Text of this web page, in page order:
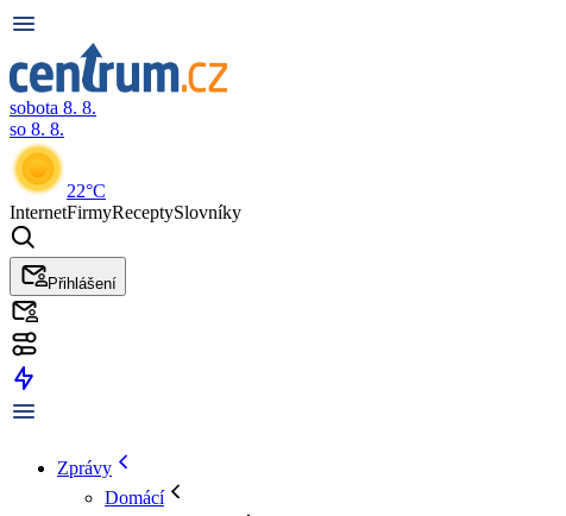
sobota 8. 8.
so 8. 8.
22°C
InternetFirmyReceptySlovníky
Přihlášení
Zprávy
Domácí